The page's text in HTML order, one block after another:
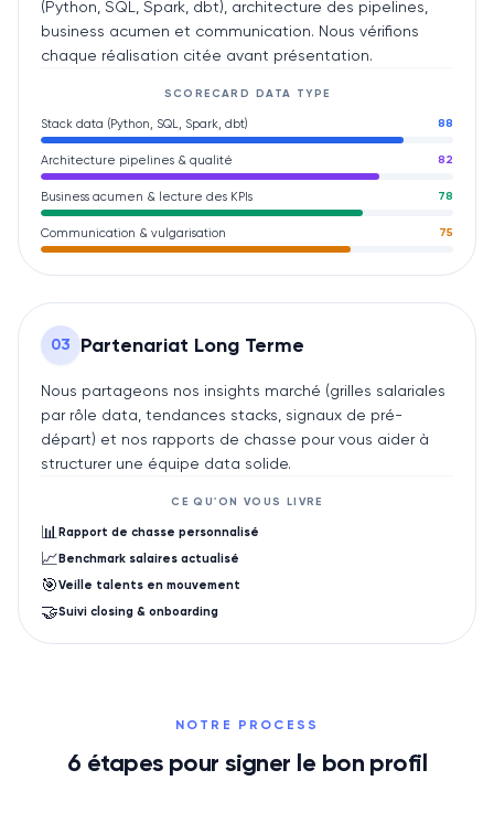
(Python, SQL, Spark, dbt), architecture des pipelines,
business acumen et communication. Nous vérifions
chaque réalisation citée avant présentation.
SCORECARD DATA TYPE
Stack data (Python, SQL, Spark, dbt) 88
Architecture pipelines & qualité 82
Business acumen & lecture des KPIs 78
Communication & vulgarisation 75
03 Partenariat Long Terme
Nous partageons nos insights marché (grilles salariales
par rôle data, tendances stacks, signaux de pré-
départ) et nos rapports de chasse pour vous aider à
structurer une équipe data solide.
CE QU'ON VOUS LIVRE
📊 Rapport de chasse personnalisé
📈Benchmark salaires actualisé
🎯Veille talents en mouvement
🤝Suivi closing & onboarding
NOTRE PROCESS
6 étapes pour signer le bon profil